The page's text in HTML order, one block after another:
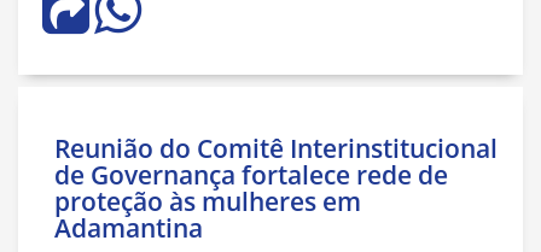
Reunião do Comitê Interinstitucional
de Governança fortalece rede de
proteção às mulheres em
Adamantina